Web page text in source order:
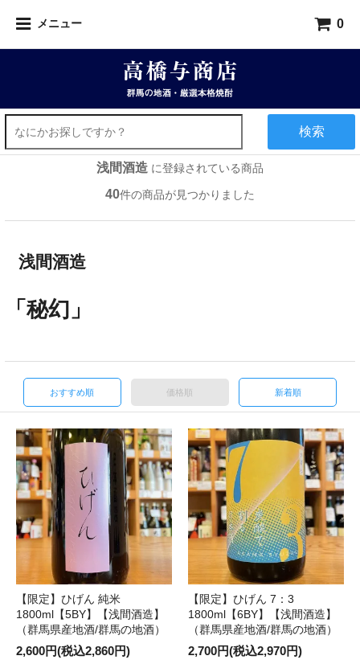
メニュー 0
検索
浅間酒造 に登録されている商品
40件の商品が見つかりました
浅間酒造
「秘幻」
おすすめ順 価格順 新着順
【限定】ひげん 純米
1800ml【5BY】【浅間酒造】
（群馬県産地酒/群馬の地酒）
2,600円(税込2,860円)
【限定】ひげん 7：3
1800ml【6BY】【浅間酒造】
（群馬県産地酒/群馬の地酒）
2,700円(税込2,970円)